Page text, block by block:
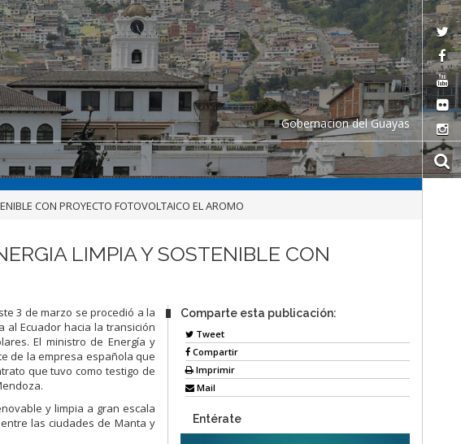
Gobernacion del Guayas
CON PROYECTO FOTOVOLTAICO EL AROMO
LIMPIA Y SOSTENIBLE CON
3 de marzo seprocedió a la
alEcuador hacia la transición
El ministro de Energía y
de la empresa española que
que tuvo como testigo de
y limpia a granescala
entre las ciudades de Manta y
Comparte esta publicación:
Tweet
Compartir
Imprimir
Mail
Entérate